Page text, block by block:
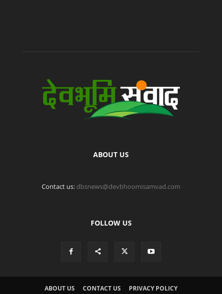
ABOUT US
Contact us: dbsnews@devbhoomisamvad.com
FOLLOW US
ABOUT US CONTACT US PRIVACY POLICY